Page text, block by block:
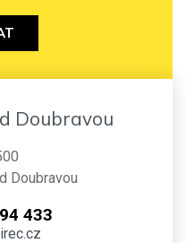
Doubravou
Doubravou
433